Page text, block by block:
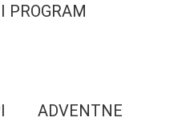
PROGRAM
ADVENTNE